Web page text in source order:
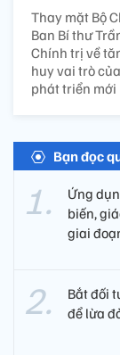
Thay mặt Bộ
Ban Bí thư
Chính trị về
huy vai trò
phát triển
Bạn đọc
Ứng
biến,
giai
Bắt đối
để lừa